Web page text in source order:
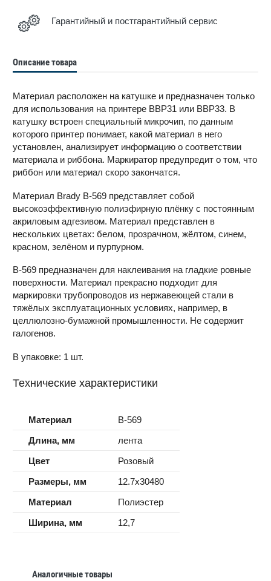
Гарантийный и постгарантийный сервис
Описание товара
Материал расположен на катушке и предназначен только
для использования на принтере BBP31 или BBP33. В
катушку встроен специальный микрочип, по данным
которого принтер понимает, какой материал в него
установлен, анализирует информацию о соответствии
материала и риббона. Маркиратор предупредит о том, что
риббон или материал скоро закончатся.
Материал Brady B-569 представляет собой
высокоэффективную полиэфирную плёнку с постоянным
акриловым адгезивом. Материал представлен в
нескольких цветах: белом, прозрачном, жёлтом, синем,
красном, зелёном и пурпурном.
B-569 предназначен для наклеивания на гладкие ровные
поверхности. Материал прекрасно подходит для
маркировки трубопроводов из нержавеющей стали в
тяжёлых эксплуатационных условиях, например, в
целлюлозно-бумажной промышленности. Не содержит
галогенов.
В упаковке: 1 шт.
Технические характеристики
Материал
B-569
Длина, мм
лента
Цвет
Розовый
Размеры, мм
12.7x30480
Материал
Полиэстер
Ширина, мм
12,7
Аналогичные товары